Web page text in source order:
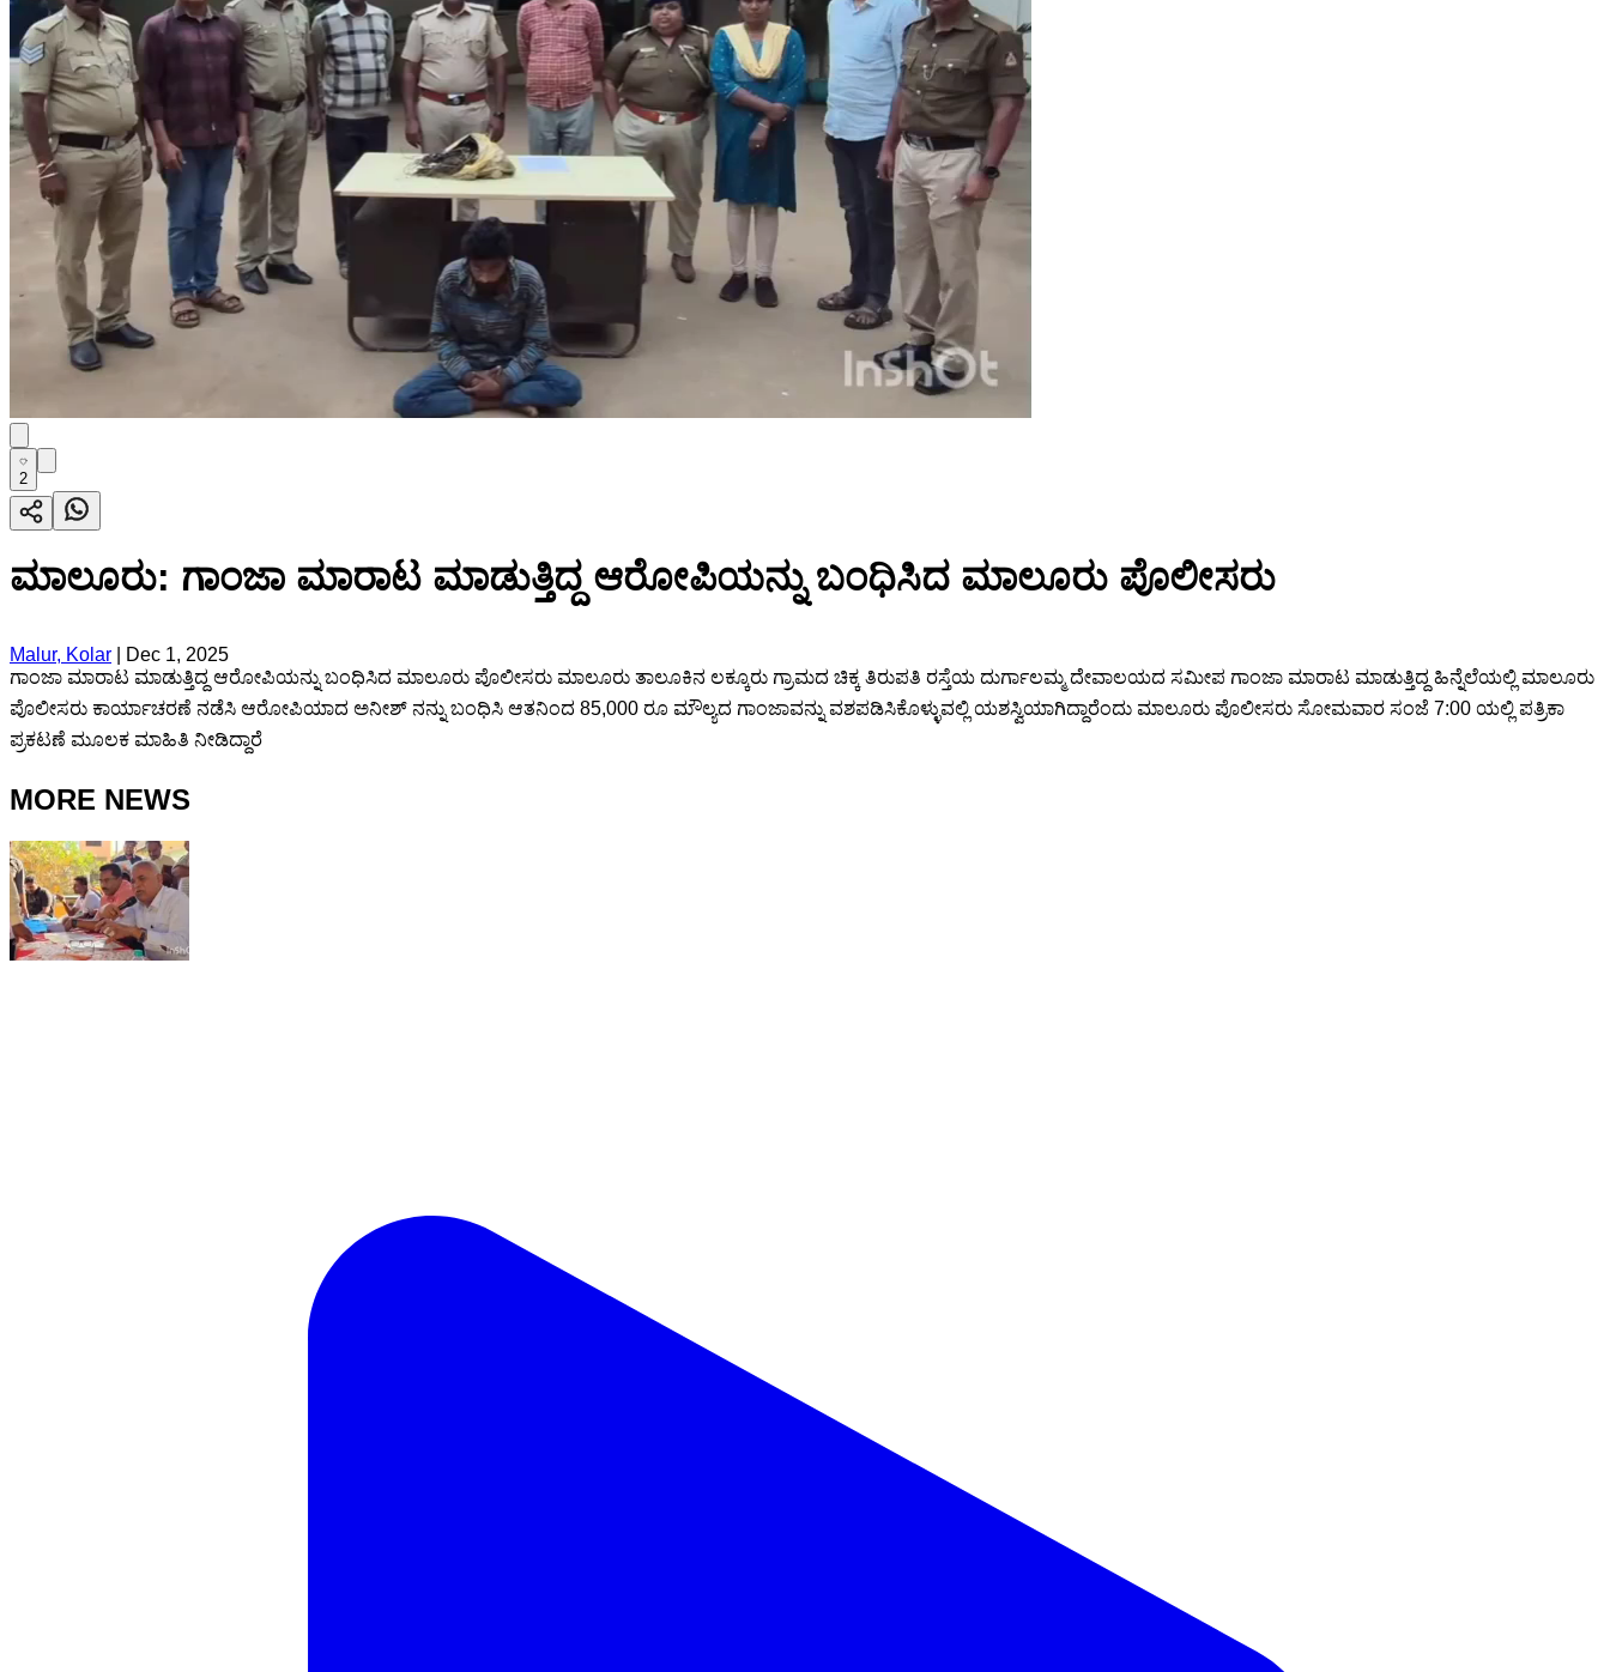
2
ಮಾಲೂರು: ಗಾಂಜಾ ಮಾರಾಟ ಮಾಡುತ್ತಿದ್ದ ಆರೋಪಿಯನ್ನು ಬಂಧಿಸಿದ ಮಾಲೂರು ಪೊಲೀಸರು
Malur, Kolar
Dec 1, 2025
ಗಾಂಜಾ ಮಾರಾಟ ಮಾಡುತ್ತಿದ್ದ ಆರೋಪಿಯನ್ನು ಬಂಧಿಸಿದ ಮಾಲೂರು ಪೊಲೀಸರು ಮಾಲೂರು ತಾಲೂಕಿನ ಲಕ್ಕೂರು ಗ್ರಾಮದ ಚಿಕ್ಕ ತಿರುಪತಿ ರಸ್ತೆಯ ದುರ್ಗಾಲಮ್ಮ ದೇವಾಲಯದ ಸಮೀಪ ಗಾಂಜಾ ಮಾರಾಟ ಮಾಡುತ್ತಿದ್ದ ಹಿನ್ನೆಲೆಯಲ್ಲಿ ಮಾಲೂರು
ಪೊಲೀಸರು ಕಾರ್ಯಾಚರಣೆ ನಡೆಸಿ ಆರೋಪಿಯಾದ ಅನೀಶ್ ನನ್ನು ಬಂಧಿಸಿ ಆತನಿಂದ 85,000 ರೂ ಮೌಲ್ಯದ ಗಾಂಜಾವನ್ನು ವಶಪಡಿಸಿಕೊಳ್ಳುವಲ್ಲಿ ಯಶಸ್ವಿಯಾಗಿದ್ದಾರೆಂದು ಮಾಲೂರು ಪೊಲೀಸರು ಸೋಮವಾರ ಸಂಜೆ 7:00 ಯಲ್ಲಿ ಪತ್ರಿಕಾ
ಪ್ರಕಟಣೆ ಮೂಲಕ ಮಾಹಿತಿ ನೀಡಿದ್ದಾರೆ
MORE NEWS